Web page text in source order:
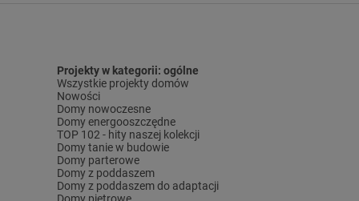
Projekty w kategorii: ogólne
Wszystkie projekty domów
Nowości
Domy nowoczesne
Domy energooszczędne
TOP 102 - hity naszej kolekcji
Domy tanie w budowie
Domy parterowe
Domy z poddaszem
Domy z poddaszem do adaptacji